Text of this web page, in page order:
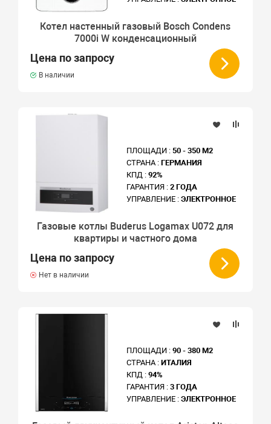
Котел настенный газовый Bosch Condens
7000i W конденсационный
Цена по запросу
В наличии
ПЛОЩАДИ :50 - 350 М2
СТРАНА :ГЕРМАНИЯ
КПД :92%
ГАРАНТИЯ :2 ГОДА
УПРАВЛЕНИЕ :ЭЛЕКТРОННОЕ
Газовые котлы Buderus Logamax U072 для
квартиры и частного дома
Цена по запросу
Нет в наличии
ПЛОЩАДИ :90 - 380 М2
СТРАНА :ИТАЛИЯ
КПД :94%
ГАРАНТИЯ :3 ГОДА
УПРАВЛЕНИЕ :ЭЛЕКТРОННОЕ